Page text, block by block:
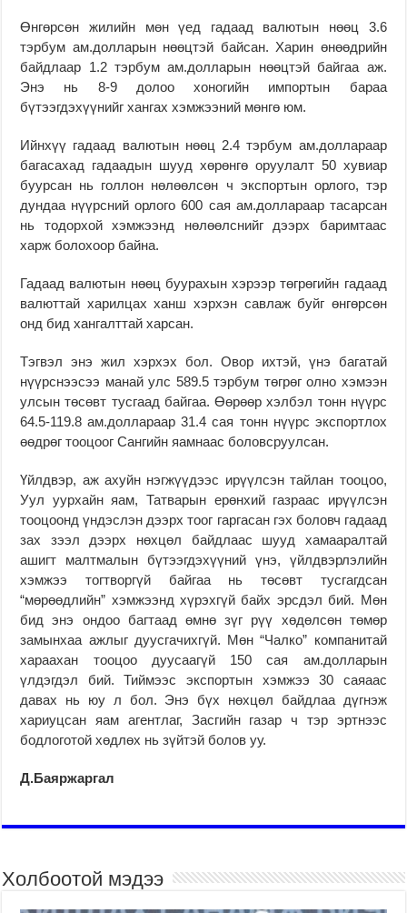
Өнгөрсөн жилийн мөн үед гадаад валютын нөөц 3.6
тэрбум ам.долларын нөөцтэй байсан. Харин өнөөдрийн
байдлаар 1.2 тэр­бум ам.долларын нөөцтэй байгаа аж.
Энэ нь 8-9 долоо хоногийн импортын бараа
бүтээгдэхүүнийг хангах хэм­жээний мөнгө юм.
Ийнхүү гадаад валю­тын нөөц 2.4 тэрбум ам.дол­лараар
багасахад гадаадын шууд хөрөнгө оруулалт 50 хувиар
буурсан нь голлон нөлөөлсөн ч экспортын орлого, тэр
дундаа нүүрсний орлого 600 сая ам.доллараар тасарсан
нь тодорхой хэм­жээнд нөлөөлснийг дээрх баримтаас
харж болохоор байна.
Гадаад валютын нөөц буурахын хэрээр төгрөгийн гадаад
валюттай харилцах ханш хэрхэн савлаж буйг өнгөрсөн
онд бид хангалт­тай харсан.
Тэгвэл энэ жил хэрхэх бол. Овор ихтэй, үнэ багатай
нүүрснээсээ манай улс 589.5 тэрбум төгрөг олно хэмээн
улсын төсөвт тусгаад байгаа. Өөрөөр хэлбэл тонн нүүрс
64.5-119.8 ам.доллараар 31.4 сая тонн нүүрс экспортлох
өөдрөг тооцоог Сангийн яамнаас боловсруулсан.
Үйлдвэр, аж ахуйн нэгжүүдээс ирүүлсэн тайлан тооцоо,
Уул уурхайн яам, Татварын ерөнхий газраас ирүүлсэн
тооцоонд үндэслэн дээрх тоог гаргасан гэх бо­ловч гадаад
зах зээл дээрх нөхцөл байдлаас шууд хамааралтай
ашигт малт­малын бүтээгдэхүүний үнэ, үйлдвэрлэлийн
хэмжээ тогт­воргүй байгаа нь төсөвт тусгагдсан
“мөрөөдлийн” хэмжээнд хүрэхгүй байх эрсдэл бий. Мөн
бид энэ ондоо багтаад өмнө зүг рүү хөдөлсөн төмөр
замынхаа ажлыг дуус­га­чихгүй. Мөн “Чалко” ком­па­нитай
хараахан тоо­цоо дуу­саагүй 150 сая ам.дол­ларын
үлдэгдэл бий. Тиймээс экспортын хэмжээ 30 саяаас
давах нь юу л бол. Энэ бүх нөхцөл байдлаа дүгнэж
хариуцсан яам агентлаг, Засгийн газар ч тэр эртнээс
бодлоготой хөдлөх нь зүйтэй болов уу.
Д.Баяржаргал
Холбоотой мэдээ